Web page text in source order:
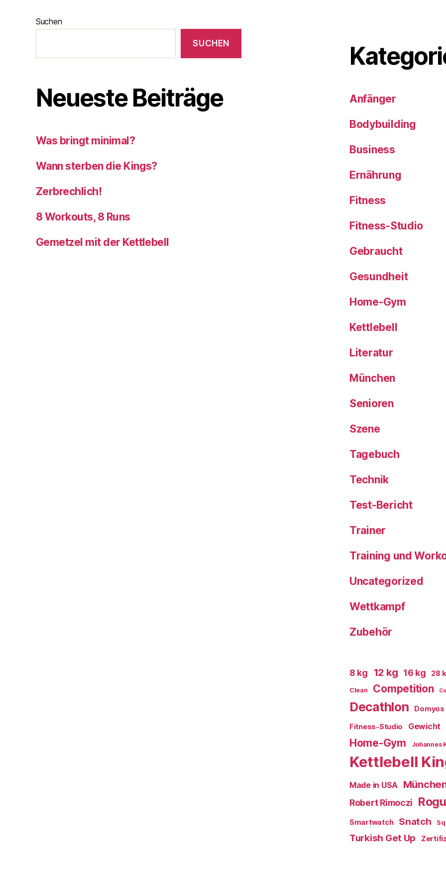
Suchen
SUCHEN
Neueste Beiträge
Was bringt minimal?
Wann sterben die Kings?
Zerbrechlich!
8 Workouts, 8 Runs
Gemetzel mit der Kettlebell
Anfänger
Bodybuilding
Business
Ernährung
Fitness
Fitness-Studio
Gebraucht
Gesundheit
Home-Gym
Kettlebell
Literatur
München
Senioren
Szene
Tagebuch
Technik
Test-Bericht
Trainer
Training und
Uncategorized
Wettkampf
Zubehör
8 kg 12 kg 16 kg 28
Clean Competition
Decathlon Domyos
Fitness-Studio Gewicht
Home-Gym Johannes
Kettlebell
Made in USA
Robert Rimoczi
Smartwatch Snatch
Turkish Get Up